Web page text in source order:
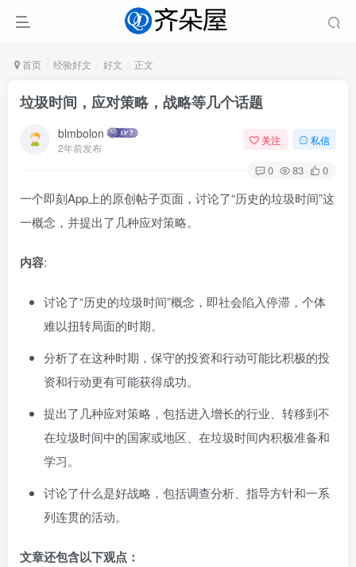
首页 经验好文 好文 正文
垃圾时间，应对策略，战略等几个话题
blmbolon
2年前发布
关注 私信
0 83 0
一个即刻App上的原创帖子页面，讨论了“历史的垃圾时间”这
一概念，并提出了几种应对策略。
内容:
讨论了“历史的垃圾时间”概念，即社会陷入停滞，个体
难以扭转局面的时期。
分析了在这种时期，保守的投资和行动可能比积极的投
资和行动更有可能获得成功。
提出了几种应对策略，包括进入增长的行业、转移到不
在垃圾时间中的国家或地区、在垃圾时间内积极准备和
学习。
讨论了什么是好战略，包括调查分析、指导方针和一系
列连贯的活动。
文章还包含以下观点：